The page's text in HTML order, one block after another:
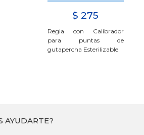
$275
Regla con Calibrador
para puntas de
gutapercha Esterilizable
AYUDARTE?